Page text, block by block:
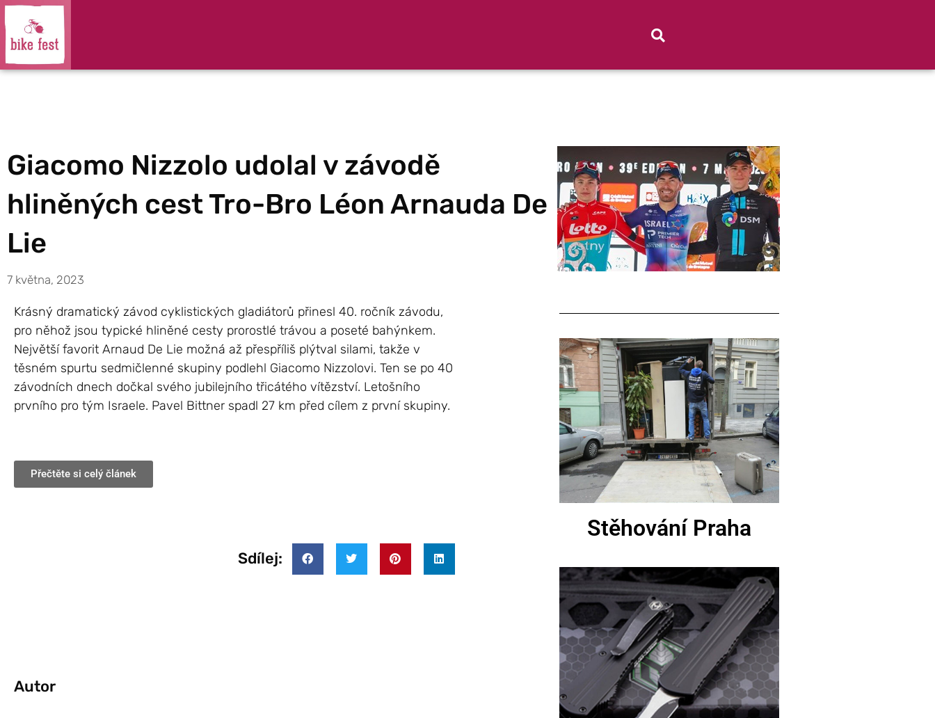
Giacomo Nizzolo udolal v závodě
hliněných cest Tro-Bro Léon Arnauda De
Lie
7 května, 2023
Krásný dramatický závod cyklistických gladiátorů přinesl 40. ročník závodu,
pro něhož jsou typické hliněné cesty prorostlé trávou a poseté bahýnkem.
Největší favorit Arnaud De Lie možná až přespříliš plýtval silami, takže v
těsném spurtu sedmičlenné skupiny podlehl Giacomo Nizzolovi. Ten se po 40
závodních dnech dočkal svého jubilejního třicátého vítězství. Letošního
prvního pro tým Israele. Pavel Bittner spadl 27 km před cílem z první skupiny.
Přečtěte si celý článek
Sdílej:
Autor
Stěhování Praha